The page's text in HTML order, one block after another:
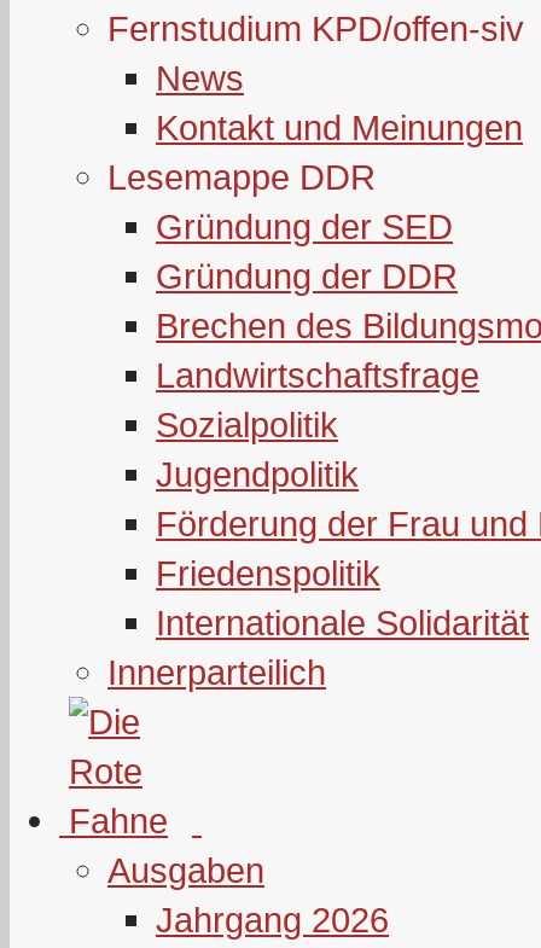
Fernstudium KPD/offen-siv
News
Kontakt und Meinungen
Lesemappe DDR
Gründung der SED
Gründung der DDR
Brechen des
Landwirtschaftsfrage
Sozialpolitik
Jugendpolitik
Förderung der Frau und
Friedenspolitik
Internationale Solidarität
Innerparteilich
Ausgaben
Jahrgang 2026